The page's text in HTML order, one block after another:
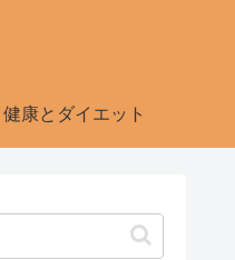
健康とダイエット